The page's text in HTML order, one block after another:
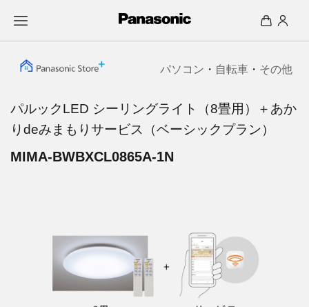
パソコン ・ 自転車 ・ その他
パルックLED シーリングライト（8畳用）＋あか
りdeみまもりサービス（ベーシックプラン）
MIMA-BWBXCL0865A-1N